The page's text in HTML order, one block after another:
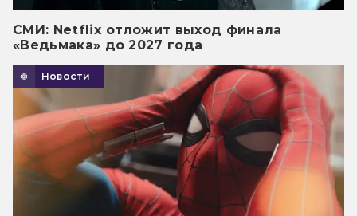
СМИ: Netflix отложит выход финала
«Ведьмака» до 2027 года
Новости